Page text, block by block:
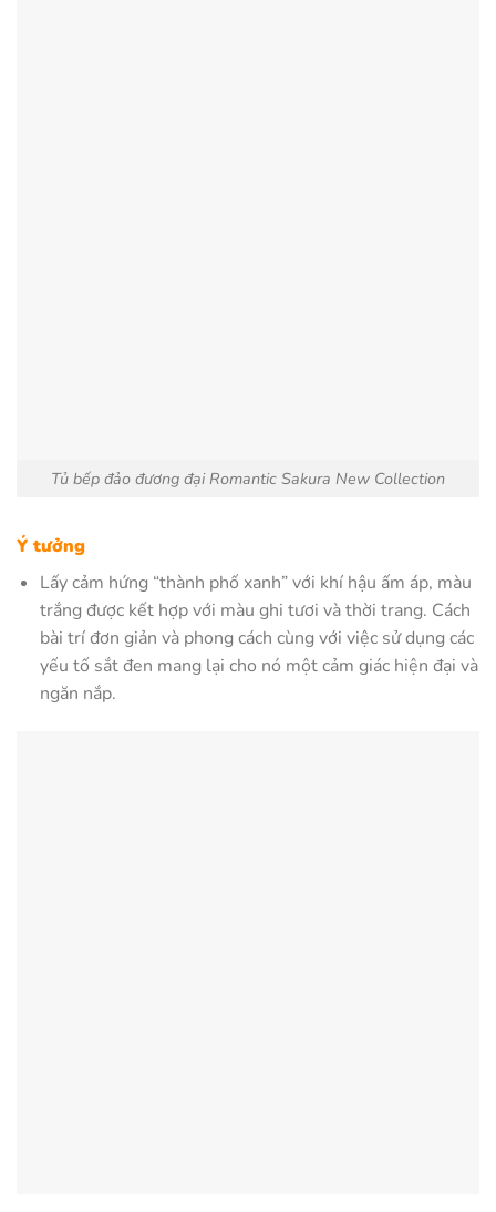
Tủ bếp đảo đương đại Romantic Sakura New Collection
Ý tưởng
Lấy cảm hứng “thành phố xanh” với khí hậu ấm áp, màu
trắng được kết hợp với màu ghi tươi và thời trang. Cách
bài trí đơn giản và phong cách cùng với việc sử dụng các
yếu tố sắt đen mang lại cho nó một cảm giác hiện đại và
ngăn nắp.